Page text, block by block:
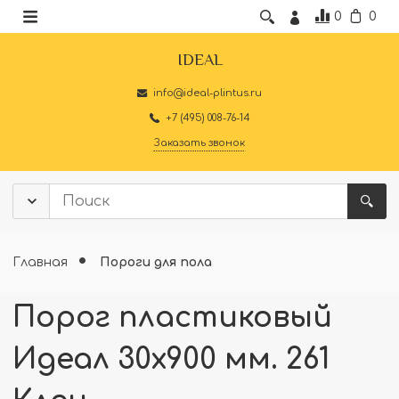
0 0
IDEAL
info@ideal-plintus.ru
+7 (495) 008-76-14
Заказать звонок
Главная Пороги для пола
Порог пластиковый
Идеал 30x900 мм. 261